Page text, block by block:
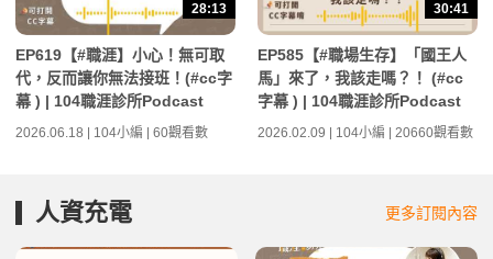
28:13
EP619【#職涯】小心！無可取
代，反而讓你無法接班！(#cc字
幕 ) | 104職涯診所Podcast
2026.06.18 | 104小編 | 60觀看數
30:41
EP585【#職場生存】「國王人
馬」來了，我該走嗎？！ (#cc
字幕 ) | 104職涯診所Podcast
2026.02.09 | 104小編 | 20660觀看數
人資充電 更多訂閱內容